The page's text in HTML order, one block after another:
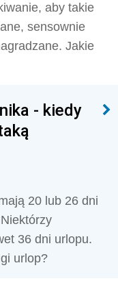
aby takie
sensownie
Jakie
- kiedy
20 lub 26 dni
36 dni urlopu.
urlop?